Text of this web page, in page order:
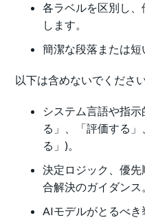
各ラベルを区別し
します。
簡潔な段落または短
以下は含めないでください
システム言語や指
る」、「評価する
る」)。
決定ロジック、優
合解決のガイダンス
AIモデルがとるべき